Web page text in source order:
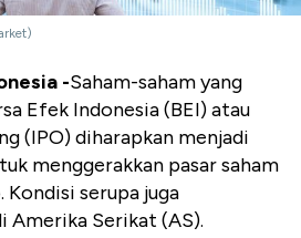
-Saham-saham yang
Efek Indonesia (BEI) atau
(IPO) diharapkan menjadi
menggerakkan pasar saham
Kondisi serupa juga
Amerika Serikat (AS).